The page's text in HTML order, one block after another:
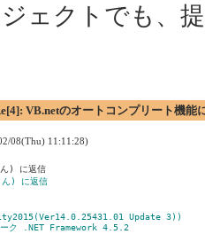
ェクトでも、
VB.netのオートコンプリート機能
08(Thu) 11:11:28)
(とくま さん) に返信
) に返信
Update 3))
ーク .NET Framework 4.5.2